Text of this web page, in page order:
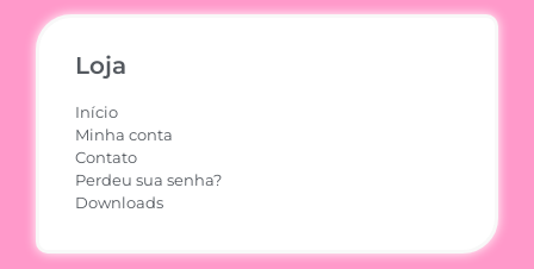
Loja
Início
Minha conta
Contato
Perdeu sua senha?
Downloads